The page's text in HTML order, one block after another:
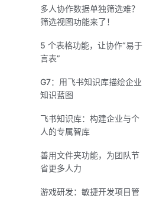
多人协作数据单独筛选难？
筛选视图功能来了！
5 个表格功能，让协作“易于
言表”
G7：用飞书知识库描绘企业
知识蓝图
飞书知识库：构建企业与个
人的专属智库
善用文件夹功能，为团队节
省更多人力
游戏研发：敏捷开发项目管